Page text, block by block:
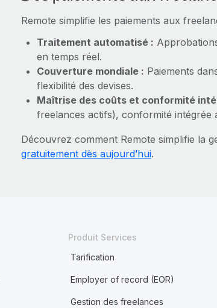
Remote simplifie les paiements aux
Traitement automatisé :
en temps réel.
Couverture mondiale : Paiements
flexibilité des devises.
Maîtrise des coûts et conformité
freelances actifs), conformité intégrée
Découvrez comment Remote simplifie la
gratuitement dès aujourd’hui.
Produit Services
Tarification
Employer of record (EOR)
Gestion des freelances